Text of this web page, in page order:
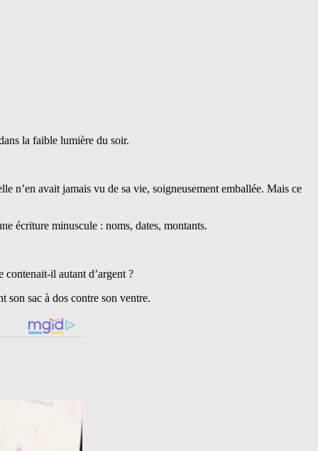
la faible lumière du soir.
n’en avait jamais vu de sa vie, soigneusement emballée. Mais ce
écriture minuscule : noms, dates, montants.
contenait-il autant d’argent ?
sac à dos contre son ventre.